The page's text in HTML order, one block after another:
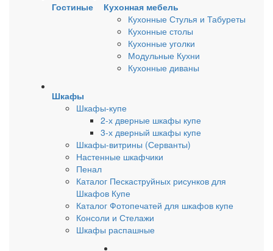
Кухонная мебель
Кухонные Стулья и Табуреты
Кухонные столы
Кухонные уголки
Модульные Кухни
Кухонные диваны
Шкафы
Шкафы-купе
2-х дверные шкафы купе
3-х дверный шкафы купе
Шкафы-витрины (Серванты)
Настенные шкафчики
Пенал
Каталог Пескаструйных рисунков для
Шкафов Купе
Каталог Фотопечатей для шкафов купе
Консоли и Стелажи
Шкафы распашные
Гостиные